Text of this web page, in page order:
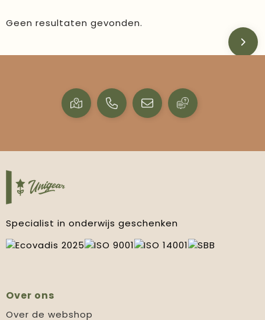
Geen resultaten gevonden.
Specialist in onderwijs geschenken
Over ons
Over de webshop